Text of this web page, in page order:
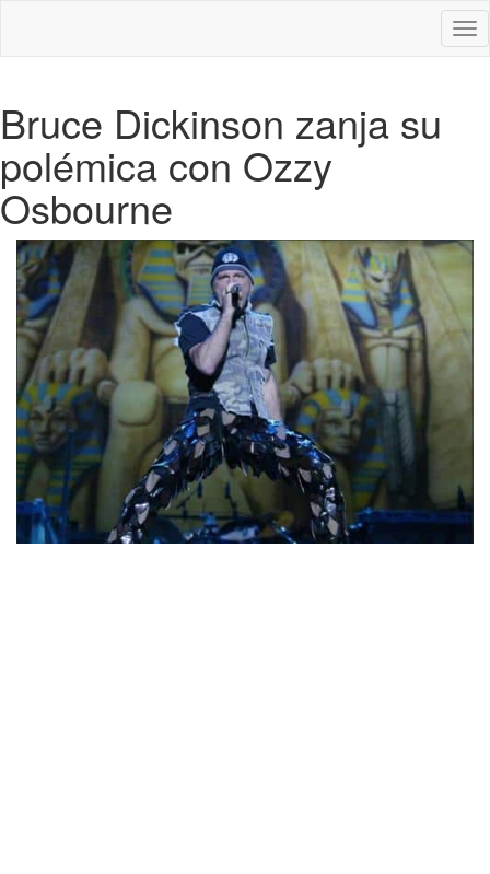
Bruce Dickinson zanja su
polémica con Ozzy
Osbourne